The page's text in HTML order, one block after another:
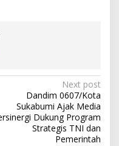
Next post
Dandim 0607/Kota
Sukabumi Ajak Media
Dukung Program
Strategis TNI dan
Pemerintah